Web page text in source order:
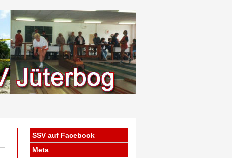
SSV auf Facebook
Meta